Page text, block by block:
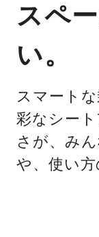
スペ
い。
スマート
彩なシー
さが、み
や、使い方